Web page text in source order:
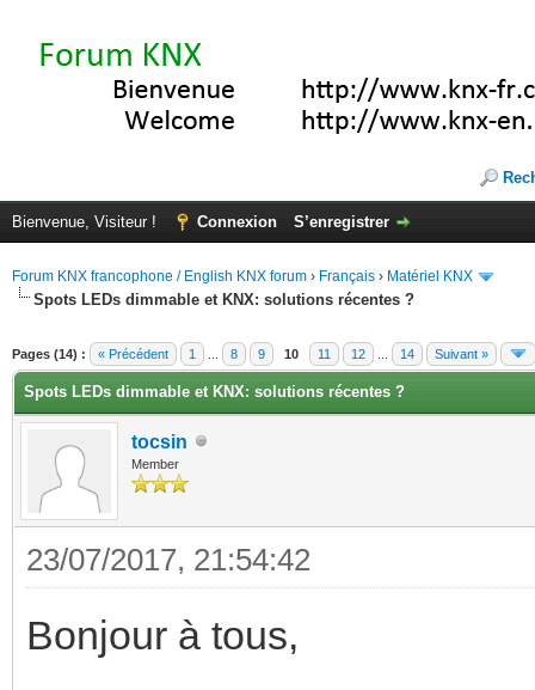
Bienvenue, Visiteur ! Connexion S’enregistrer
Forum KNX francophone / English KNX forum › Français › Matériel KNX
Spots LEDs dimmable et KNX: solutions récentes ?
Pages (14) : « Précédent 1 8 9 10 11 12 14 Suivant »
Spots LEDs dimmable et KNX: solutions récentes ?
tocsin
Member
23/07/2017, 21:54:42
Bonjour à tous,